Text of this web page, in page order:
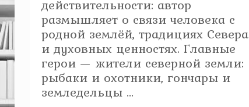
действительности: автор
размышляет о связи человека с
родной землёй, традициях Севера
и духовных ценностях. Главные
герои — жители северной земли:
рыбаки и охотники, гончары и
земледельцы ...